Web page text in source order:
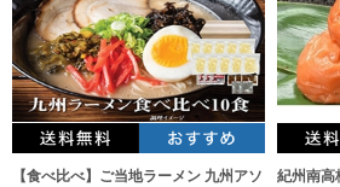
【食べ比べ】ご当地ラーメン 九州アソ
紀州南